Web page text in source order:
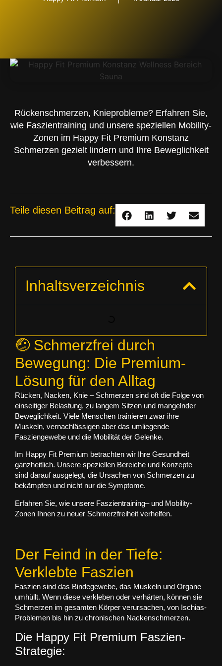
Rückenschmerzen, Knieprobleme? Erfahren Sie,
wie Faszientraining und unsere speziellen Mobility-
Zonen im Happy Fit Premium Konstanz
Schmerzen gezielt lindern und Ihre Beweglichkeit
verbessern.
Teile diesen Beitrag auf:
Inhaltsverzeichnis
🤕 Schmerzfrei durch
Bewegung: Die Premium-
Lösung für den Alltag
Rücken, Nacken, Knie – Schmerzen sind oft die Folge von
einseitiger Belastung, zu langem Sitzen und mangelnder
Beweglichkeit. Viele Menschen trainieren zwar ihre
Muskeln, vernachlässigen aber das umliegende
Fasziengewebe und die Mobilität der Gelenke.
Im Happy Fit Premium betrachten wir Ihre Gesundheit
ganzheitlich. Unsere speziellen Bereiche und Konzepte
sind darauf ausgelegt, die Ursachen von Schmerzen zu
bekämpfen und nicht nur die Symptome.
Erfahren Sie, wie unsere Faszientraining– und Mobility-
Zonen Ihnen zu neuer Schmerzfreiheit verhelfen.
Der Feind in der Tiefe:
Verklebte Faszien
Faszien sind das Bindegewebe, das Muskeln und Organe
umhüllt. Wenn diese verkleben oder verhärten, können sie
Schmerzen im gesamten Körper verursachen, von Ischias-
Problemen bis hin zu chronischen Nackenschmerzen.
Die Happy Fit Premium Faszien-
Strategie: